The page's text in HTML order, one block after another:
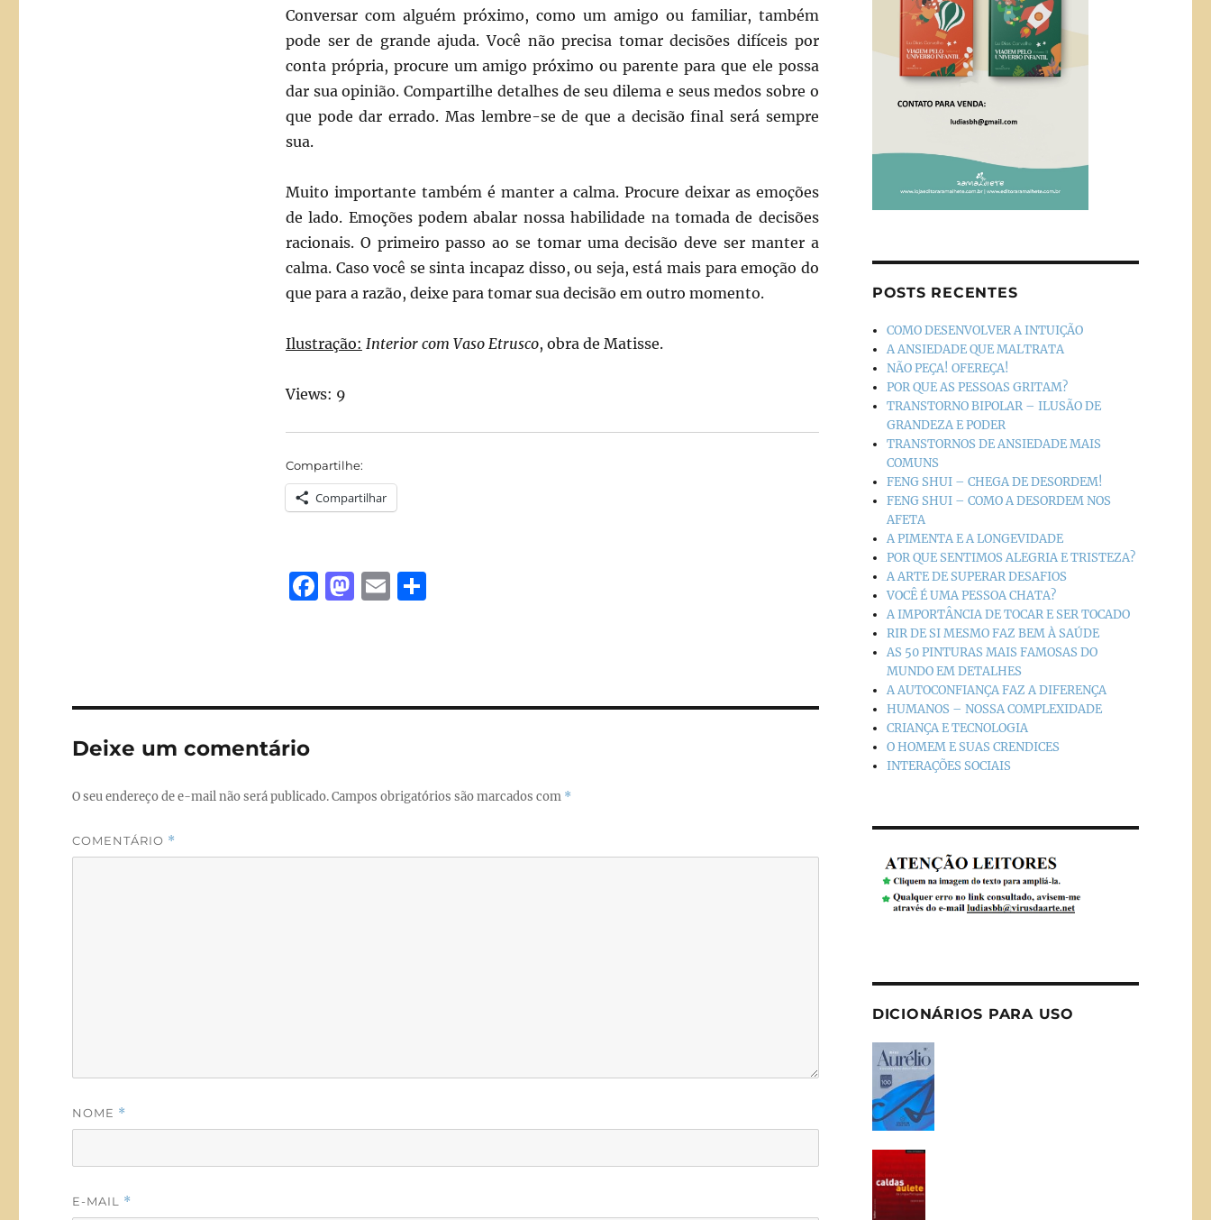
Conversar com alguém próximo, como um amigo ou familiar, também
pode ser de grande ajuda. Você não precisa tomar decisões difíceis por
conta própria, procure um amigo próximo ou parente para que ele possa
dar sua opinião. Compartilhe detalhes de seu dilema e seus medos sobre o
que pode dar errado. Mas lembre-se de que a decisão final será sempre
sua.
Muito importante também é manter a calma. Procure deixar as emoções
de lado. Emoções podem abalar nossa habilidade na tomada de decisões
racionais. O primeiro passo ao se tomar uma decisão deve ser manter a
calma. Caso você se sinta incapaz disso, ou seja, está mais para emoção do
que para a razão, deixe para tomar sua decisão em outro momento.
Ilustração: Interior com Vaso Etrusco, obra de Matisse.
Views: 9
Compartilhe:
Compartilhar
F
b
k
M
d
E S
Deixe um comentário
O seu endereço de e-mail não será publicado.Campos obrigatórios são marcados com *
COMENTÁRIO *
NOME *
E-MAIL *
POSTS RECENTES
COMO DESENVOLVER A INTUIÇÃO
A ANSIEDADE QUE MALTRATA
NÃO PEÇA! OFEREÇA!
POR QUE AS PESSOAS GRITAM?
TRANSTORNO BIPOLAR – ILUSÃO DE
GRANDEZA E PODER
TRANSTORNOS DE ANSIEDADE MAIS
COMUNS
FENG SHUI – CHEGA DE DESORDEM!
FENG SHUI – COMO A DESORDEM NOS
AFETA
A PIMENTA E A LONGEVIDADE
POR QUE SENTIMOS ALEGRIA E TRISTEZA?
A ARTE DE SUPERAR DESAFIOS
VOCÊ É UMA PESSOA CHATA?
A IMPORTÂNCIA DE TOCAR E SER TOCADO
RIR DE SI MESMO FAZ BEM À SAÚDE
AS 50 PINTURAS MAIS FAMOSAS DO
MUNDO EM DETALHES
A AUTOCONFIANÇA FAZ A DIFERENÇA
HUMANOS – NOSSA COMPLEXIDADE
CRIANÇA E TECNOLOGIA
O HOMEM E SUAS CRENDICES
INTERAÇÕES SOCIAIS
DICIONÁRIOS PARA USO